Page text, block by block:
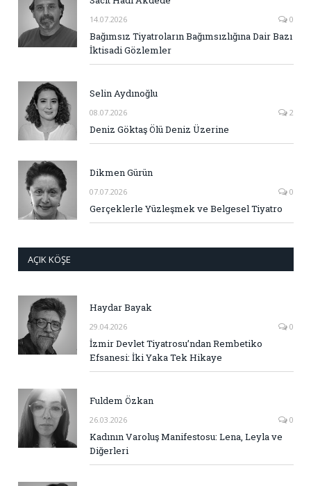
14.07.2026 0
Bağımsız Tiyatroların Bağımsızlığına Dair Bazı
İktisadi Gözlemler
Selin Aydınoğlu
08.07.2026 2
Deniz Göktaş Ölü Deniz Üzerine
Dikmen Gürün
07.07.2026 0
Gerçeklerle Yüzleşmek ve Belgesel Tiyatro
AÇIK KÖŞE
Haydar Bayak
29.04.2026 0
İzmir Devlet Tiyatrosu’ndan Rembetiko
Efsanesi: İki Yaka Tek Hikaye
Fuldem Özkan
26.03.2026 0
Kadının Varoluş Manifestosu: Lena, Leyla ve
Diğerleri